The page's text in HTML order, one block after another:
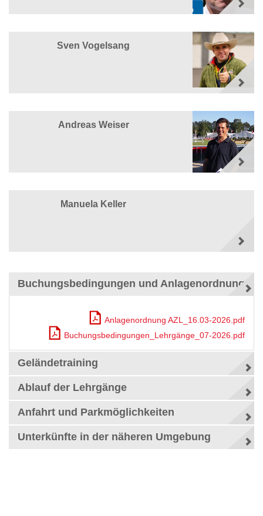
Sven Vogelsang
Andreas Weiser
Manuela Keller
Buchungsbedingungen und Anlagenordnung
Anlagenordnung AZL_16.03-2026.pdf
Buchungsbedingungen_Lehrgänge_07-2026.pdf
Geländetraining
Ablauf der Lehrgänge
Anfahrt und Parkmöglichkeiten
Unterkünfte in der näheren Umgebung